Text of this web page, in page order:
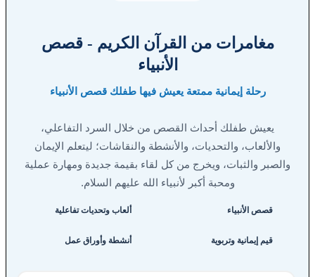
مغامرات من القرآن الكريم - قصص
الأنبياء
رحلة إيمانية ممتعة يعيش فيها طفلك قصص الأنبياء
يعيش طفلك أحداث القصص من خلال السرد التفاعلي،
والألعاب، والتحديات، والأنشطة والنقاشات؛ ليتعلم الإيمان
والصبر والثبات، ويخرج من كل لقاء بقيمة جديدة ومهارة عملية
ومحبة أكبر لأنبياء الله عليهم السلام.
قصص الأنبياء ألعاب وتحديات تفاعلية
قيم إيمانية وتربوية أنشطة وأوراق عمل